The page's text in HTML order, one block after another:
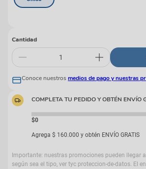
Cantidad
Conoce nuestros medios de pago y nuestras
COMPLETA TU PEDIDO Y OBTÉN ENVÍO
$0
Agrega $ 160.000 y obtén ENVÍO GRATIS
Importante: nuestras promociones pueden llegar
según sea el tipo, ver tyc proteccion-de-datos. El